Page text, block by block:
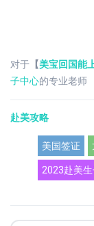
对于 【美宝回国能
子中心的专业老师
赴美攻略
美国签证
2023赴美